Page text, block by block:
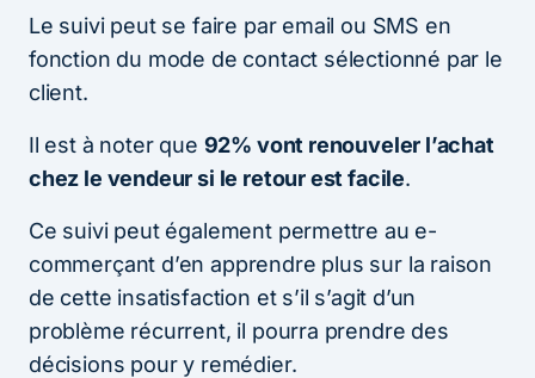
Le suivi peut se faire par email ou SMS en
fonction du mode de contact sélectionné par le
client.
Il est à noter que 92% vont renouveler l’achat
chez le vendeur si le retour est facile.
Ce suivi peut également permettre au e-
commerçant d’en apprendre plus sur la raison
de cette insatisfaction et s’il s’agit d’un
problème récurrent, il pourra prendre des
décisions pour y remédier.